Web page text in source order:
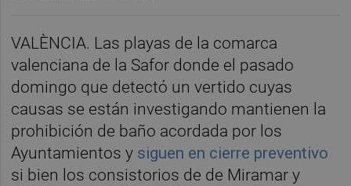
VALÈNCIA. Las playas de la comarca
valenciana de la Safor donde el pasado
domingo que detectó un vertido cuyas
causas se están investigando mantienen la
prohibición de baño acordada por los
Ayuntamientos y siguen en cierre preventivo
si bien los consistorios de de Miramar y